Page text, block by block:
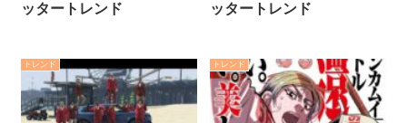
ッタートレンド
ッタートレンド
トレンド トレンド